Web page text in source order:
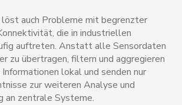
löst auch Probleme mit begrenzter
die in industriellen
auftreten. Anstatt alle Sensordaten
zu übertragen, filtern und aggregieren
lokal und senden nur
zur weiteren Analyse und
an zentrale Systeme.